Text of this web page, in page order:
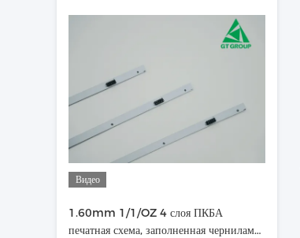
Видео
1.60mm 1/1/OZ 4 слоя ПКБА
печатная схема, заполненная чернилами,